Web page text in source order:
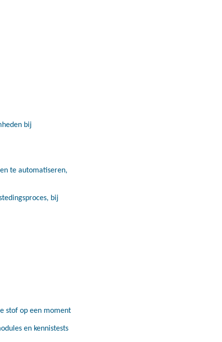
bij
te automatiseren,
bij
stof op een moment
en kennistests